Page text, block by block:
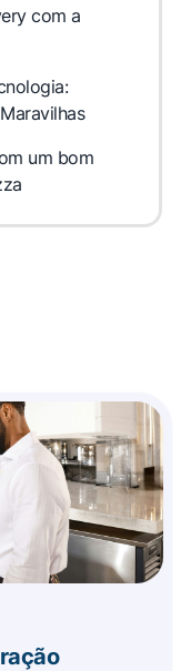
com a
um bom